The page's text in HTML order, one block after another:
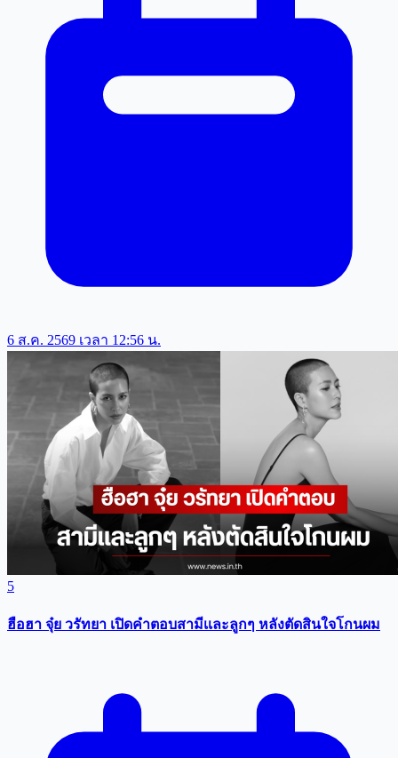
6 ส.ค. 2569 เวลา 12:56 น.
5
ฮือฮา จุ๋ย วรัทยา เปิดคำตอบสามีเเละลูกๆ หลังตัดสินใจโกนผม